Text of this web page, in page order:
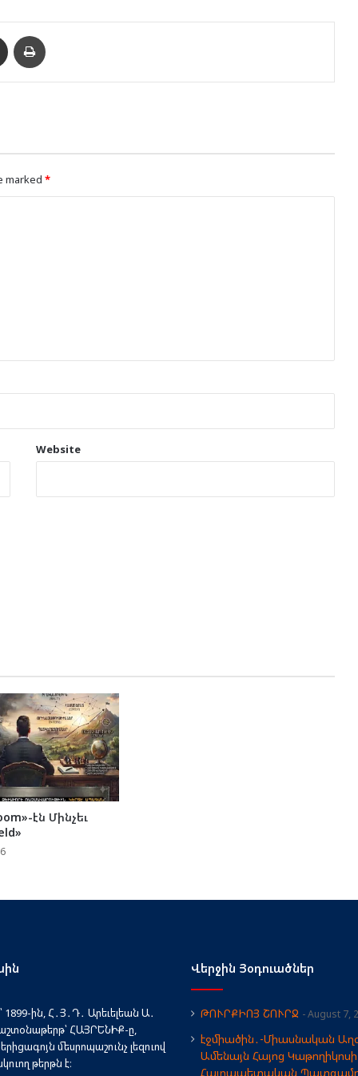
Ուղարկել նամակ
marked *
Website
էն Մինչեւ
1899-ին, Հ․Յ․Դ․ Արեւելեան Ա․
ՀԱՅՐԵՆԻՔ-ը,
մեսրոպաշունչ լեզուով
թերթն է։
Վերջին Յօդուածներ
ԹՈՒՐՔԻՈՅ ՇՈՒՐՋ August 7,
էջմիածին․-Միասնական
Ամենայն Հայոց Կաթողիկոսի
Հայրապետական